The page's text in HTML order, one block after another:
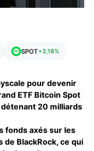
SPOT+3,18%
pour devenir
ETF Bitcoin Spot
20 milliards
fonds axés sur les
BlackRock, ce qui